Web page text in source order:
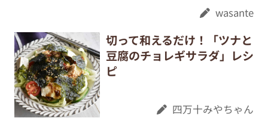
wasante
切って和えるだけ！「ツナと
豆腐のチョレギサラダ」レシ
ピ
四万十みやちゃん